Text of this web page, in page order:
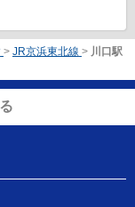
> JR京浜東北線 > 川口駅